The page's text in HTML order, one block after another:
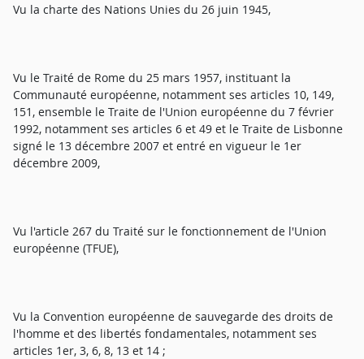
Vu la charte des Nations Unies du 26 juin 1945,
Vu le Traité de Rome du 25 mars 1957, instituant la
Communauté européenne, notamment ses articles 10, 149,
151, ensemble le Traite de l'Union européenne du 7 février
1992, notamment ses articles 6 et 49 et le Traite de Lisbonne
signé le 13 décembre 2007 et entré en vigueur le 1er
décembre 2009,
Vu l'article 267 du Traité sur le fonctionnement de l'Union
européenne (TFUE),
Vu la Convention européenne de sauvegarde des droits de
l'homme et des libertés fondamentales, notamment ses
articles 1er, 3, 6, 8, 13 et 14 ;